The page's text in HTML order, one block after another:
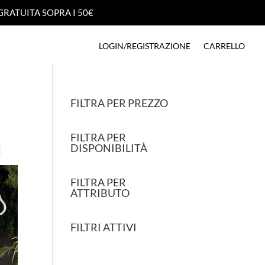
SOPRA I 50€
SOPRA I 50€
LOGIN/REGISTRAZIONE CARRELLO
LOGIN/REGISTRAZIONE CARRELLO
FILTRA PER PREZZO
FILTRA PER
DISPONIBILITÀ
FILTRA PER
ATTRIBUTO
FILTRI ATTIVI